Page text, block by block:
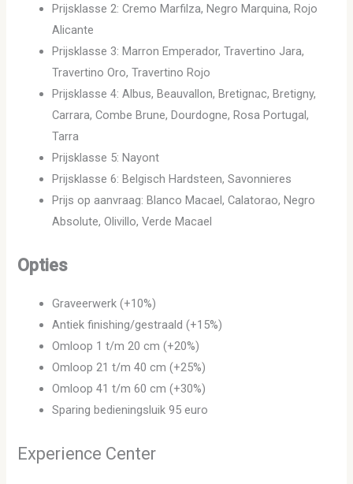
Prijsklasse 2: Cremo Marfilza, Negro Marquina, Rojo
Alicante
Prijsklasse 3: Marron Emperador, Travertino Jara,
Travertino Oro, Travertino Rojo
Prijsklasse 4: Albus, Beauvallon, Bretignac, Bretigny,
Carrara, Combe Brune, Dourdogne, Rosa Portugal,
Tarra
Prijsklasse 5: Nayont
Prijsklasse 6: Belgisch Hardsteen, Savonnieres
Prijs op aanvraag: Blanco Macael, Calatorao, Negro
Absolute, Olivillo, Verde Macael
Opties
Graveerwerk (+10%)
Antiek finishing/gestraald (+15%)
Omloop 1 t/m 20 cm (+20%)
Omloop 21 t/m 40 cm (+25%)
Omloop 41 t/m 60 cm (+30%)
Sparing bedieningsluik 95 euro
Experience Center